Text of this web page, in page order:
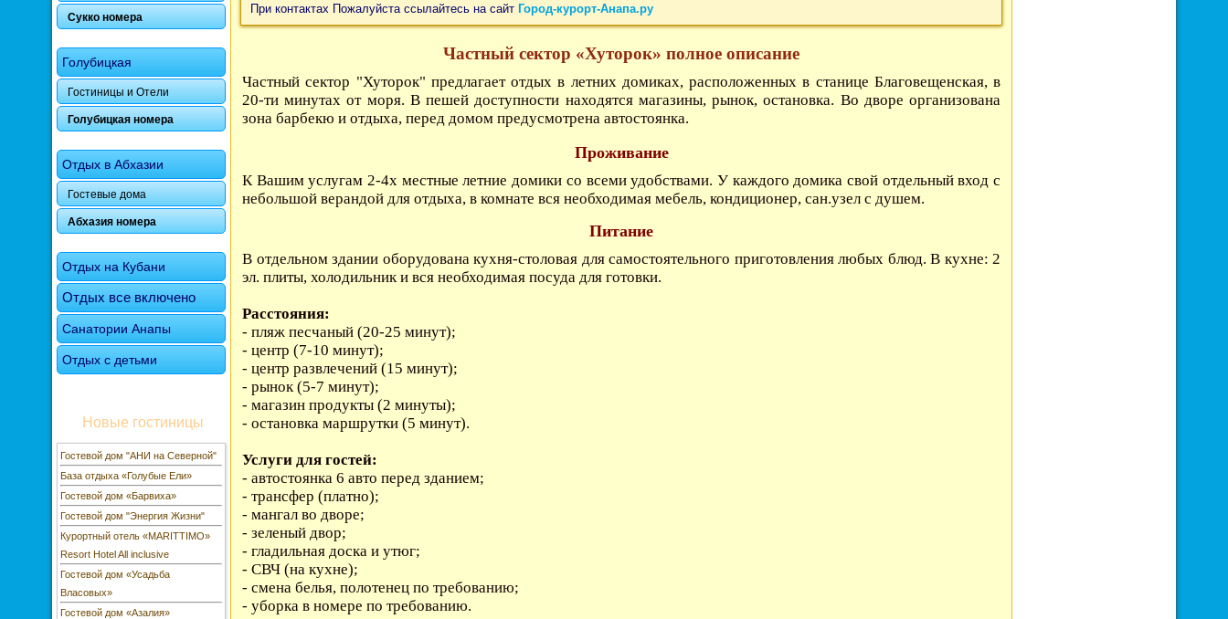
Сукко номера
Голубицкая
Гостиницы и Отели
Голубицкая номера
Отдых в Абхазии
Гостевые дома
Абхазия номера
Отдых на Кубани
Отдых все включено
Санатории Анапы
Отдых с детьми
Новые гостиницы
Гостевой дом "АНИ на Северной"
База отдыха «Голубые Ели»
Гостевой дом «Барвиха»
Гостевой дом "Энергия Жизни"
Курортный отель «MARITTIMO»
Resort Hotel All inclusive
Гостевой дом «Усадьба
Власовых»
Гостевой дом «Азалия»
При контактах Пожалуйста ссылайтесь на сайт Город-курорт-Анапа.ру
Частный сектор «Хуторок» полное описание
Частный сектор "Хуторок" предлагает отдых в летних домиках, расположенных в станице Благовещенская, в
20-ти минутах от моря. В пешей доступности находятся магазины, рынок, остановка. Во дворе организована
зона барбекю и отдыха, перед домом предусмотрена автостоянка.
Проживание
К Вашим услугам 2-4х местные летние домики со всеми удобствами. У каждого домика свой отдельный вход с
небольшой верандой для отдыха, в комнате вся необходимая мебель, кондиционер, сан.узел с душем.
Питание
В отдельном здании оборудована кухня-столовая для самостоятельного приготовления любых блюд. В кухне: 2
эл. плиты, холодильник и вся необходимая посуда для готовки.
Расстояния:
- пляж песчаный (20-25 минут);
- центр (7-10 минут);
- центр развлечений (15 минут);
- рынок (5-7 минут);
- магазин продукты (2 минуты);
- остановка маршрутки (5 минут).
Услуги для гостей:
- автостоянка 6 авто перед зданием;
- трансфер (платно);
- мангал во дворе;
- зеленый двор;
- гладильная доска и утюг;
- СВЧ (на кухне);
- смена белья, полотенец по требованию;
- уборка в номере по требованию.